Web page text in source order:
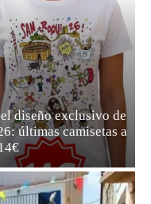
diseño exclusivo de
últimas camisetas a